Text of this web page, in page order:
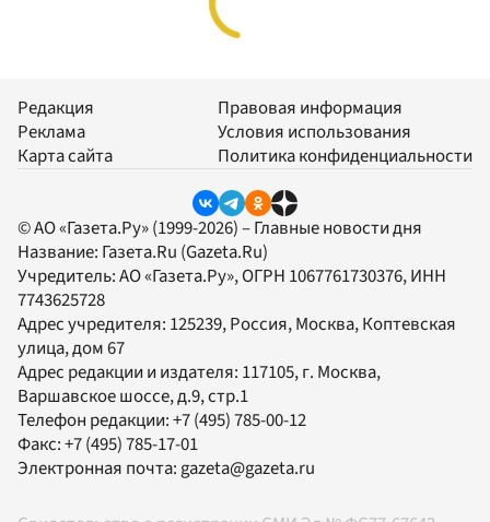
Редакция
Реклама
Карта сайта
Правовая информация
Условия использования
Политика конфиденциальности
© АО «Газета.Ру» (1999-2026) – Главные новости дня
Название: Газета.Ru (Gazeta.Ru)
Учредитель:АО «Газета.Ру», ОГРН 1067761730376, ИНН
7743625728
Адрес учредителя: 125239, Россия, Москва, Коптевская
улица, дом 67
Адрес редакции и издателя: 117105, г. Москва,
Варшавское шоссе, д.9, стр.1
Телефон редакции:+7 (495) 785-00-12
Факс:+7 (495) 785-17-01
Электронная почта: gazeta@gazeta.ru